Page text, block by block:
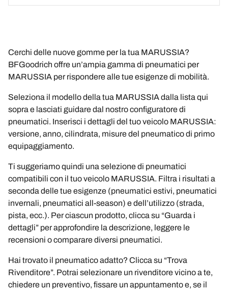
Cerchi delle nuove gomme per la tua MARUSSIA?
BFGoodrich offre un’ampia gamma di pneumatici per
MARUSSIA per rispondere alle tue esigenze di mobilità.
Seleziona il modello della tua MARUSSIA dalla lista qui
sopra e lasciati guidare dal nostro configuratore di
pneumatici. Inserisci i dettagli del tuo veicolo MARUSSIA:
versione, anno, cilindrata, misure del pneumatico di primo
equipaggiamento.
Ti suggeriamo quindi una selezione di pneumatici
compatibili con il tuo veicolo MARUSSIA. Filtra i risultati a
seconda delle tue esigenze (pneumatici estivi, pneumatici
invernali, pneumatici all-season) e dell’utilizzo (strada,
pista, ecc.). Per ciascun prodotto, clicca su “Guarda i
dettagli” per approfondire la descrizione, leggere le
recensioni o comparare diversi pneumatici.
Hai trovato il pneumatico adatto? Clicca su “Trova
Rivenditore”. Potrai selezionare un rivenditore vicino a te,
chiedere un preventivo, fissare un appuntamento e, se il